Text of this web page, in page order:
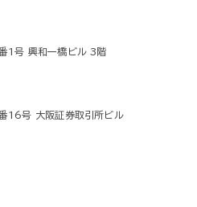
1号 興和一橋ビル 3階
16号 大阪証券取引所ビル